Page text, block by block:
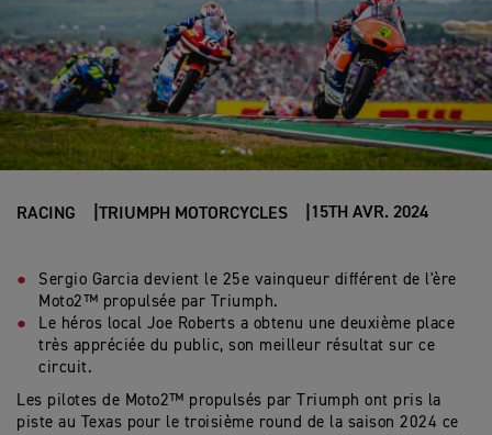
RACING TRIUMPH MOTORCYCLES 15TH AVR. 2024
Sergio Garcia devient le 25e vainqueur différent de l'ère
Moto2™ propulsée par Triumph.
Le héros local Joe Roberts a obtenu une deuxième place
très appréciée du public, son meilleur résultat sur ce
circuit.
Les pilotes de Moto2™ propulsés par Triumph ont pris la
piste au Texas pour le troisième round de la saison 2024 ce